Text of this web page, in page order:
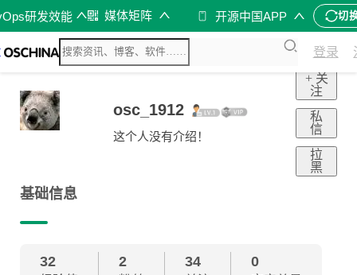
研发效能 媒体矩阵 开源中国APP 切
登录
osc_1912
这个人没有介绍！
+ 关
注
私
信
拉
黑
基础信息
32 2 34 0